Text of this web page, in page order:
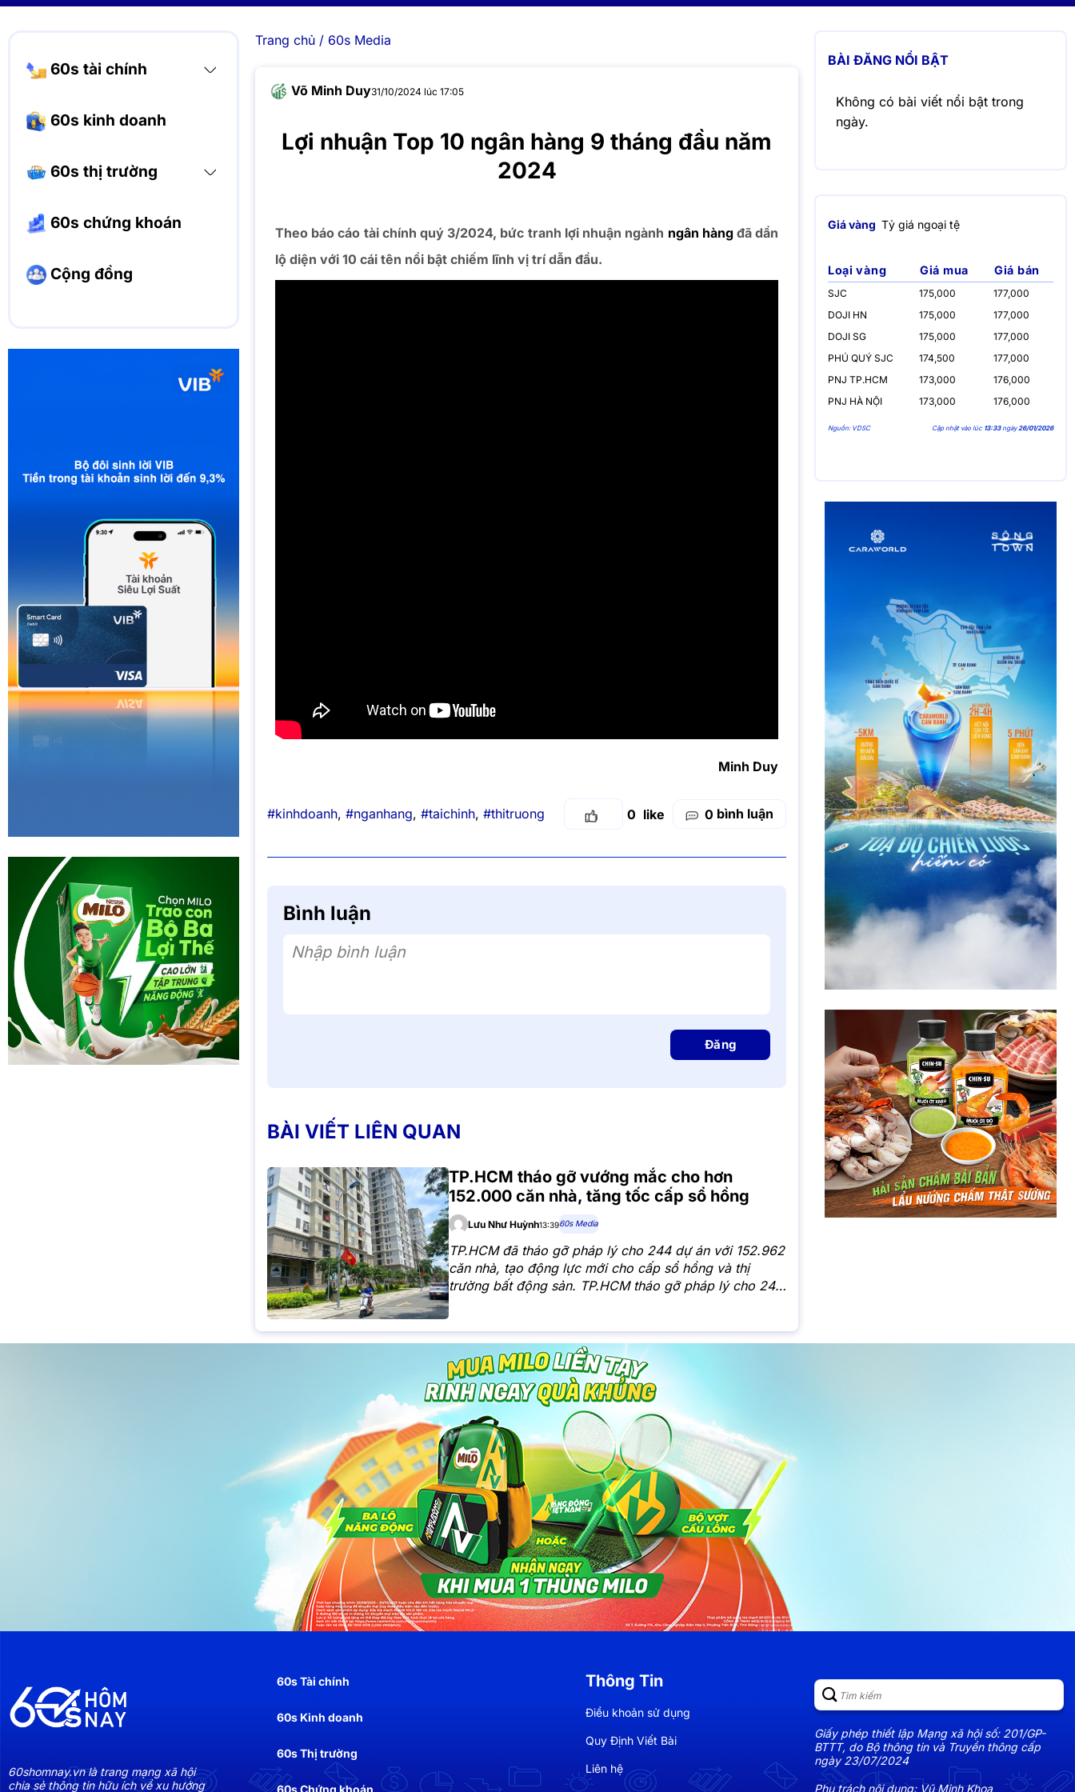
60s tài chính
60s kinh doanh
60s thị trường
60s chứng khoán
Cộng đồng
Trang chủ/ 60s Media
Võ Minh Duy31/10/2024 lúc 17:05
Lợi nhuận Top 10 ngân hàng 9 tháng đầu năm
2024
Theo báo cáo tài chính quý 3/2024, bức tranh lợi nhuận ngành ngân hàngđã dần
lộ diện với 10 cái tên nổi bật chiếm lĩnh vị trí dẫn đầu.
Minh Duy
#kinhdoanh, #nganhang, #taichinh, #thitruong 0 0 bình luận
Bình luận
Nhập bình luận
Đăng
BÀI VIẾT LIÊN QUAN
TP.HCM tháo gỡ vướng mắc cho hơn
152.000 căn nhà, tăng tốc cấp sổ hồng
Lưu Như Huỳnh13:3960s Media
TP.HCM đã tháo gỡ pháp lý cho 244 dự án với 152.962
căn nhà, tạo động lực mới cho cấp sổ hồng và thị
trường bất động sản. TP.HCM tháo gỡ pháp lý cho 244
BÀI ĐĂNG NỔI BẬT
Không có bài viết nổi bật trong
ngày.
Giá vàng Tỷ giá ngoại tệ
Loại vàng Giá mua Giá bán
SJC 175,000
177,000
DOJI HN
175,000
177,000
DOJI SG
175,000
177,000
PHÚ QUÝ SJC
174,500
177,000
PNJ TP.HCM
173,000
176,000
PNJ HÀ NỘI
173,000 176,000
Nguồn: VDSC Cập nhật vào lúc 13:33ngày26/01/2026
60shomnay.vn là trang mạng xã hội
chia sẻ thông tin hữu ích về xu hướng
60s Tài chính
60s Kinh doanh
60s Thị trường
60s Chứng khoán
Thông Tin
Điều khoản sử dụng
Quy Định Viết Bài
Liên hệ
Giấy phép thiết lập Mạng xã hội số: 201/GP-
BTTT, do Bộ thông tin và Truyền thông cấp
ngày 23/07/2024
Phụ trách nội dung: Vũ Minh Khoa